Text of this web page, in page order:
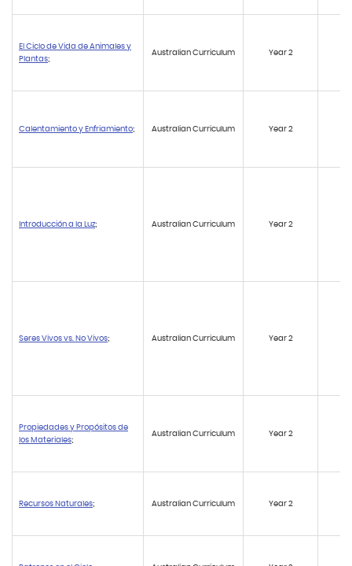
El Ciclo de Vida de Animales y
Plantas;
Australian Curriculum Year 2
Calentamiento y Enfriamiento; Australian Curriculum Year 2
Introducción a la Luz; Australian Curriculum Year 2
Seres Vivos vs. No Vivos; Australian Curriculum Year 2
Propiedades y Propósitos de
los Materiales;
Australian Curriculum Year 2
Recursos Naturales; Australian Curriculum Year 2